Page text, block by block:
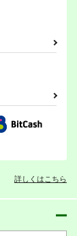
詳しくはこちら